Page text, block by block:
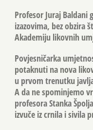
Profesor Juraj Baldani
izazovima, bez obzira
Akademiju likovnih
Povjesničarka
potaknuti na nova
u prvom trenutku
A da ne spominjemo
profesora Stanka
izvuče iz crnila i sivila